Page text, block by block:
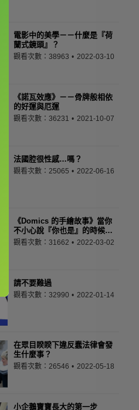
電影中的美學－－什麼是『荷
蘭式鏡頭』？
觀看次數：38963 2022-03-10
《諾瓦效應》－－骨牌般相依
的好運與厄運
觀看次數：36231 2021-10-07
法國腔很性感…嗎？
觀看次數：25065 2022-06-16
《Domics 的手繪故事》當你
不小心說『你也是』的時候…
觀看次數：31662 2022-03-02
請不要難過
觀看次數：32990 2022-01-14
在眾目睽睽下違反蠢法律會發
生什麼事？
觀看次數：26546 2022-05-18
小企鵝寶寶長大的第一步